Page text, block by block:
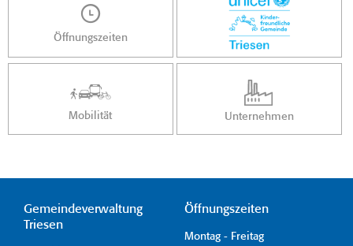
Öffnungszeiten
Mobilität Unternehmen
Gemeindeverwaltung
Triesen
Öffnungszeiten
Montag - Freitag